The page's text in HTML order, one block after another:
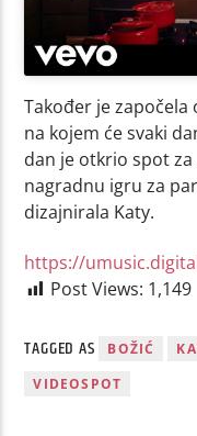
Također je započela
na kojem će svaki
dan je otkrio spot za
nagradnu igru za
dizajnirala Katy.
https://
Post Views: 1,149
TAGGED AS BOŽIĆ
VIDEOSPOT